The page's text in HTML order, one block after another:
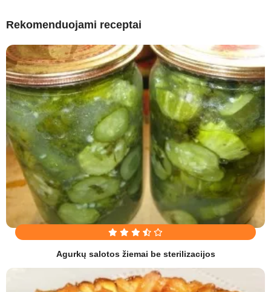
Rekomenduojami receptai
Agurkų salotos žiemai be sterilizacijos